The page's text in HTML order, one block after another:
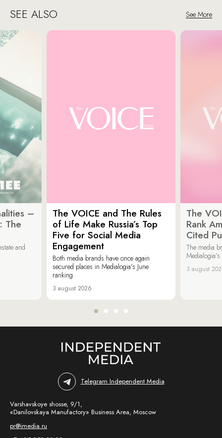
SEE ALSO See More
–
The
and
The VOICE and The Rules
of Life Make Russia’s Top
Five for Social Media
Engagement
Both media brands have once again
secured places in Medialogia’s June
ranking.
3 august 2026
The
Rank
Cited
The media
3 august
Telegram Independent Media
Varshavskoye shosse, 9/1,
«Danilovskaya Manufactory» Business Area, Moscow
pr@imedia.ru